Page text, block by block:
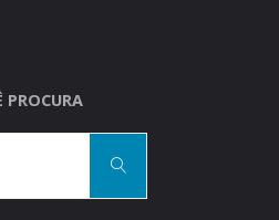
PROCURA
Search